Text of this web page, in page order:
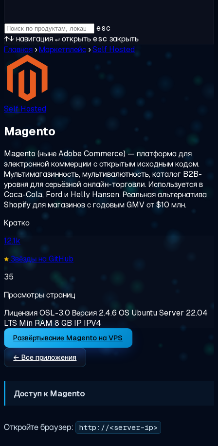
esc
↑↓ навигация↵открытьesc закрыть
Главная ›Маркетплейс ›Self Hosted
Self Hosted
Magento
Magento (ныне Adobe Commerce) — платформа для
электронной коммерции с открытым исходным кодом.
Мультимагазинность, мультивалютность, каталог B2B-
уровня для серьёзной онлайн-торговли. Используется в
Coca-Cola, Ford и Helly Hansen. Реальная альтернатива
Shopify для магазинов с годовым GMV от $10 млн.
Кратко
12.1k
Звёзды на GitHub
35
Просмотры страниц
ЛицензияOSL-3.0 Версия 2.4.6 OS Ubuntu Server 22.04
LTS Min RAM8 GB IP IPV4
Развёртывание Magento на VPS
← Все приложения
Доступ к Magento
Откройте браузер: http://<server-ip>